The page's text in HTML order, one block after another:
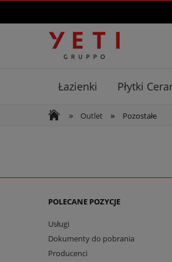
Łazienki Płytki
» Outlet » Pozostałe
POLECANE POZYCJE
Usługi
Dokumenty do pobrania
Producenci